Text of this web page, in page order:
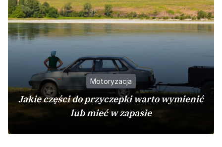
Motoryzacja
Jakie części do przyczepki warto wymienić
lub mieć w zapasie